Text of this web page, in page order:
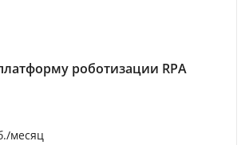
роботизации RPA
месяц